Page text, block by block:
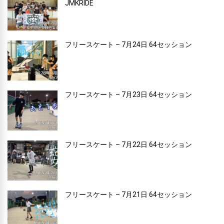
JMKRIDE
フリースケート – 7月24日 64セッション
フリースケート – 7月23日 64セッション
フリースケート – 7月22日 64セッション
フリースケート – 7月21日 64セッション